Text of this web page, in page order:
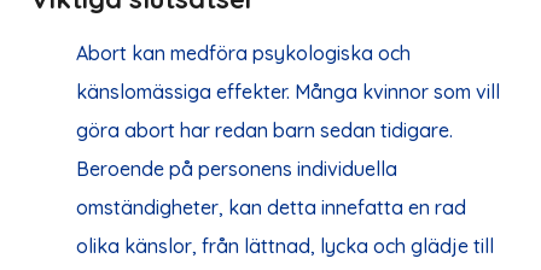
Abort kan medföra psykologiska och
känslomässiga effekter. Många kvinnor som vill
göra abort har redan barn sedan tidigare.
Beroende på personens individuella
omständigheter, kan detta innefatta en rad
olika känslor, från lättnad, lycka och glädje till